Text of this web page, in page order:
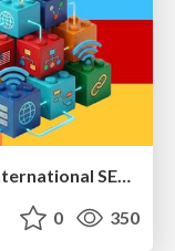
Max Prin - Stacking Signals: How International SEO Comes Together (And Falls Apart)
0 350